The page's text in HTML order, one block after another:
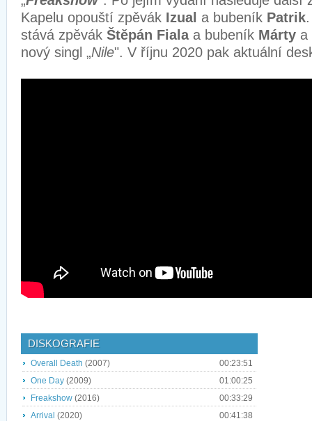
Kapelu opouští zpěvák Izual a bubeník Patrik
stává zpěvák Štěpán Fialaa bubeník Márty a
nový singl „Nile". V říjnu 2020 pak aktuální
DISKOGRAFIE
Overall Death (2007)
00:23:51
One Day (2009)
01:00:25
Freakshow (2016)
00:33:29
Arrival (2020) 00:41:38